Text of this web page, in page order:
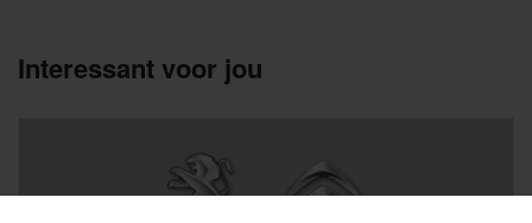
Interessant voor jou